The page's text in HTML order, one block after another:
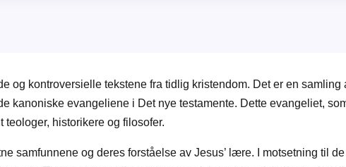
og kontroversielle tekstene fra tidlig kristendom. Det er en
kanoniske evangeliene i Det nye testamente. Dette evangeliet,
teologer, historikere og filosofer.
samfunnene og deres forståelse av Jesus’ lære. I motsetning til